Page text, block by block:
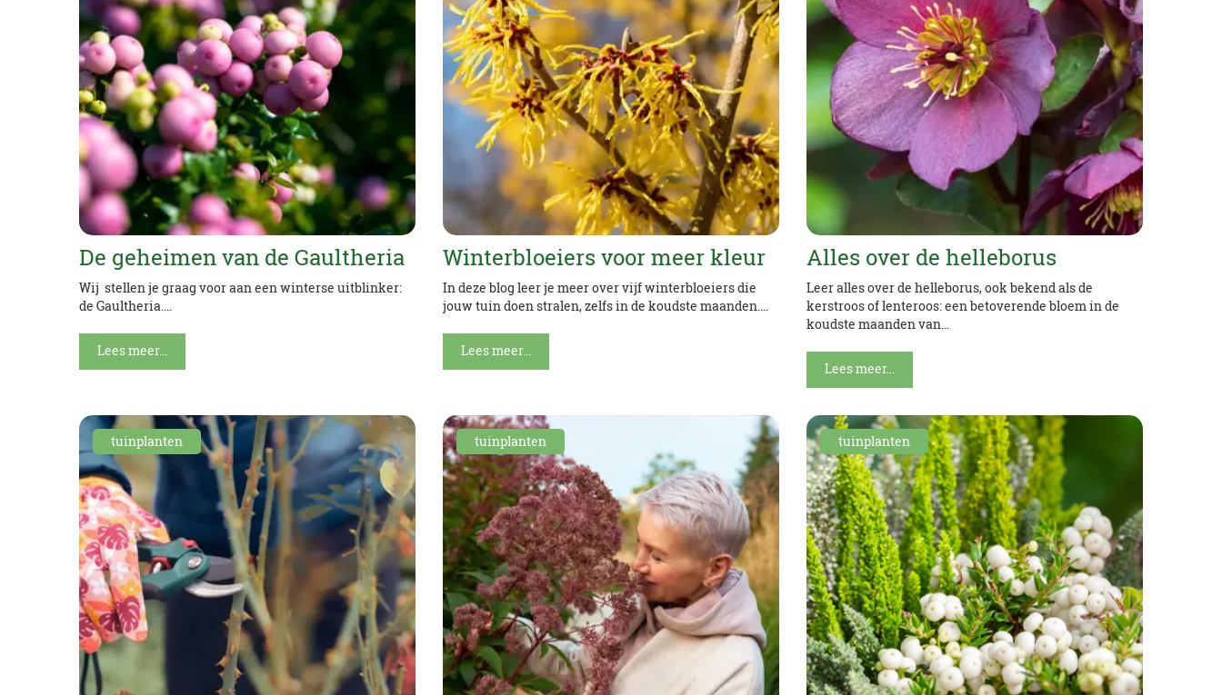
De geheimen van de Gaultheria
Wij stellen je graag voor aan een winterse uitblinker:
de Gaultheria....
Lees meer...
Winterbloeiers voor meer kleur
In deze blog leer je meer over vijf winterbloeiers die
jouw tuin doen stralen, zelfs in de koudste maanden....
Lees meer...
Alles over de helleborus
Leer alles over de helleborus, ook bekend als de
kerstroos of lenteroos: een betoverende bloem in de
koudste maanden van...
Lees meer...
tuinplanten tuinplanten tuinplanten